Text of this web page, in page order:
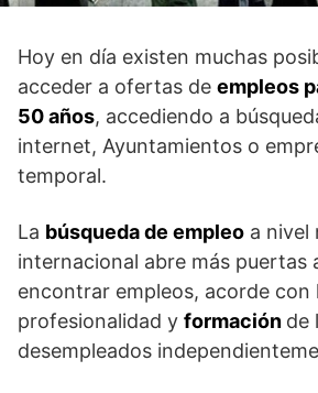
Hoy en día existen muchas
acceder a ofertas de empleos
50 años, accediendo a
internet, Ayuntamientos o
temporal.
La búsqueda de empleo a nivel
internacional abre más puertas
encontrar empleos, acorde con
profesionalidad y formación de
desempleados